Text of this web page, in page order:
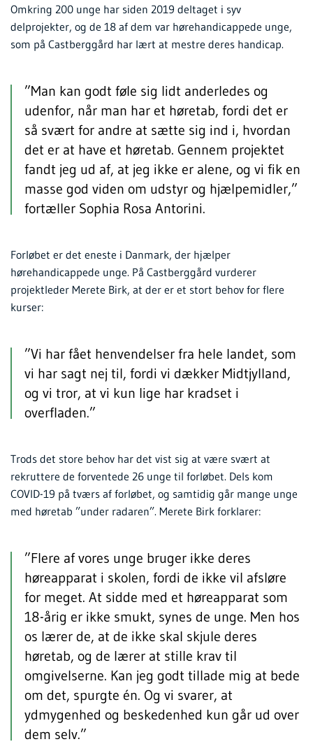
Omkring 200 unge har siden 2019 deltaget i syv
delprojekter, og de 18 af dem var hørehandicappede unge,
som på Castberggård har lært at mestre deres handicap.
”Man kan godt føle sig lidt anderledes og
udenfor, når man har et høretab, fordi det er
så svært for andre at sætte sig ind i, hvordan
det er at have et høretab. Gennem projektet
fandt jeg ud af, at jeg ikke er alene, og vi fik en
masse god viden om udstyr og hjælpemidler,”
fortæller Sophia Rosa Antorini.
Forløbet er det eneste i Danmark, der hjælper
hørehandicappede unge. På Castberggård vurderer
projektleder Merete Birk, at der er et stort behov for flere
kurser:
”Vi har fået henvendelser fra hele landet, som
vi har sagt nej til, fordi vi dækker Midtjylland,
og vi tror, at vi kun lige har kradset i
overfladen.”
Trods det store behov har det vist sig at være svært at
rekruttere de forventede 26 unge til forløbet. Dels kom
COVID-19 på tværs af forløbet, og samtidig går mange unge
med høretab ”under radaren”. Merete Birk forklarer:
”Flere af vores unge bruger ikke deres
høreapparat i skolen, fordi de ikke vil afsløre
for meget. At sidde med et høreapparat som
18-årig er ikke smukt, synes de unge. Men hos
os lærer de, at de ikke skal skjule deres
høretab, og de lærer at stille krav til
omgivelserne. Kan jeg godt tillade mig at bede
om det, spurgte én. Og vi svarer, at
ydmygenhed og beskedenhed kun går ud over
dem selv.”